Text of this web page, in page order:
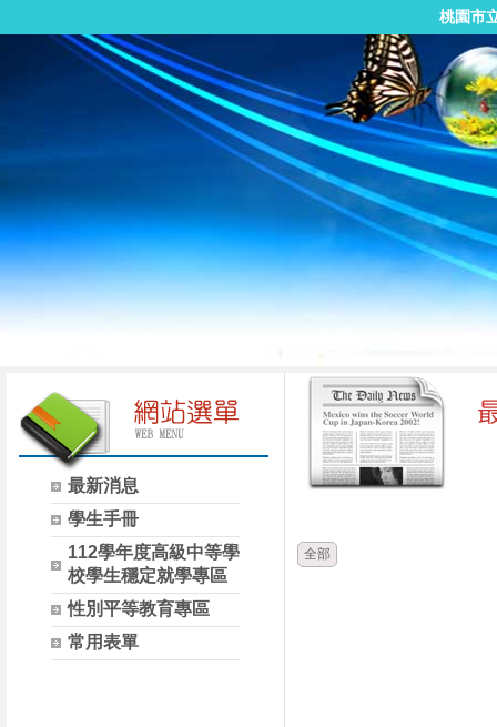
桃園市
最新消息
學生手冊
112學年度高級中等學
校學生穩定就學專區
性別平等教育專區
常用表單
全部